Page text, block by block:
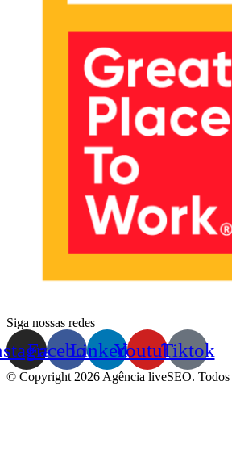
Siga nossas redes
FacebookLinkedinYoutubeTiktok
© Copyright 2026 Agência liveSEO. Todos